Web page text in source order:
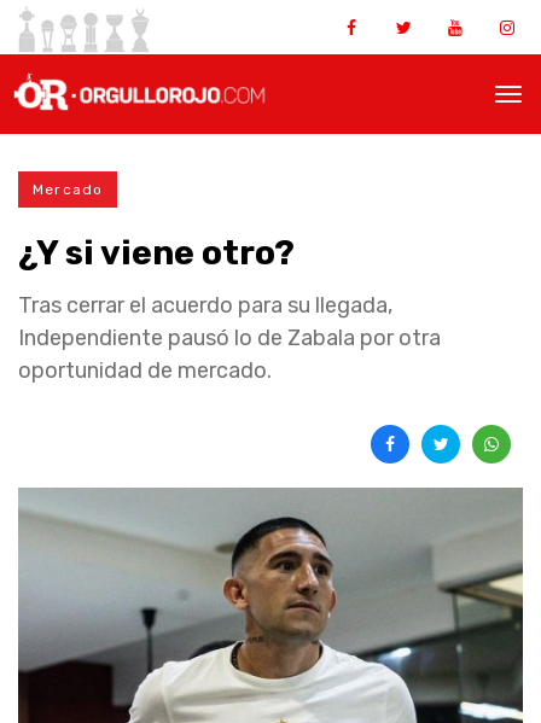
Mercado
¿Y si viene otro?
Tras cerrar el acuerdo para su llegada,
Independiente pausó lo de Zabala por otra
oportunidad de mercado.